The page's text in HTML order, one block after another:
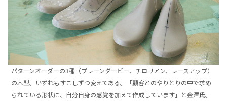
パターンオーダーの3種（プレーンダービー、チロリアン、レースアップ）
の木型。いずれもすこしずつ変えてある。「顧客とのやりとりの中で求め
られている形状に、自分自身の感覚を加えて作成しています」と金澤氏。